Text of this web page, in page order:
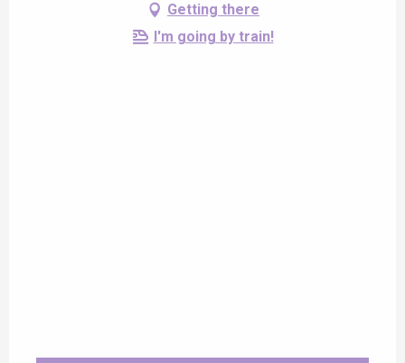
Getting there
I'm going by train!